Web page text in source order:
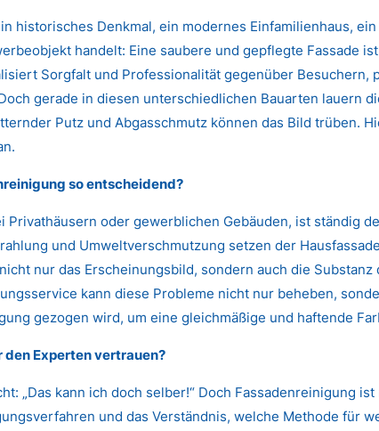
historisches Denkmal, ein modernes Einfamilienhaus,
handelt: Eine saubere und gepflegte Fassade
Sorgfalt und Professionalität gegenüber Besuchern,
gerade in diesen unterschiedlichen Bauarten lauern
Putz und Abgasschmutz können das Bild trüben.
so entscheidend?
Privathäusern oder gewerblichen Gebäuden, ist ständig
und Umweltverschmutzung setzen der
nur das Erscheinungsbild, sondern auch die Substanz
kann diese Probleme nicht nur beheben,
gezogen wird, um eine gleichmäßige und haftende
den Experten vertrauen?
„Das kann ich doch selber!“ Doch Fassadenreinigung
und das Verständnis, welche Methode für